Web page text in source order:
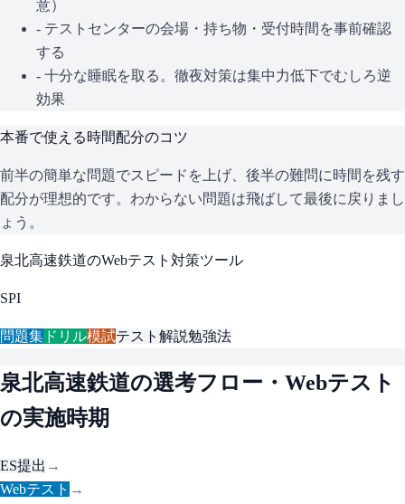
意）
- テストセンターの会場・持ち物・受付時間を事前確認
する
- 十分な睡眠を取る。徹夜対策は集中力低下でむしろ逆
効果
本番で使える時間配分のコツ
前半の簡単な問題でスピードを上げ、後半の難問に時間を残す
配分が理想的です。わからない問題は飛ばして最後に戻りまし
ょう。
泉北高速鉄道のWebテスト対策ツール
SPI
問題集 ドリル模試テスト解説勉強法
泉北高速鉄道の選考フロー・Webテスト
の実施時期
ES提出 →
Webテスト →